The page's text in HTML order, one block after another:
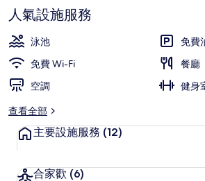
人氣設施服務
泳池
免費
免費 Wi-Fi
餐廳
空調
健身
查看全部
主要設施服務 (12)
合家歡 (6)